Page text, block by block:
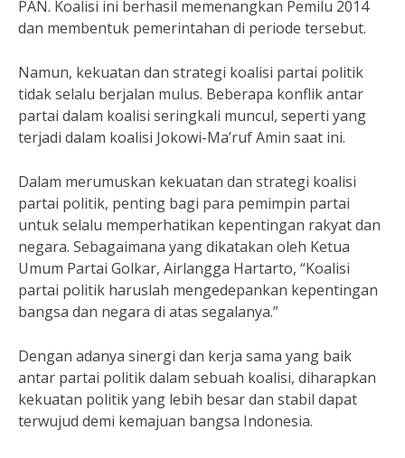
PAN. Koalisi ini berhasil memenangkan Pemilu 2014
dan membentuk pemerintahan di periode tersebut.
Namun, kekuatan dan strategi koalisi partai politik
tidak selalu berjalan mulus. Beberapa konflik antar
partai dalam koalisi seringkali muncul, seperti yang
terjadi dalam koalisi Jokowi-Ma’ruf Amin saat ini.
Dalam merumuskan kekuatan dan strategi koalisi
partai politik, penting bagi para pemimpin partai
untuk selalu memperhatikan kepentingan rakyat dan
negara. Sebagaimana yang dikatakan oleh Ketua
Umum Partai Golkar, Airlangga Hartarto, “Koalisi
partai politik haruslah mengedepankan kepentingan
bangsa dan negara di atas segalanya.”
Dengan adanya sinergi dan kerja sama yang baik
antar partai politik dalam sebuah koalisi, diharapkan
kekuatan politik yang lebih besar dan stabil dapat
terwujud demi kemajuan bangsa Indonesia.